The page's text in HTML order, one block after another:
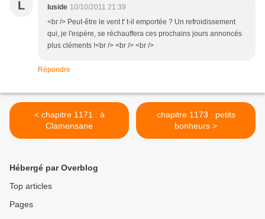
L luside 10/10/2011 21:39
<br /> Peut-être le vent t' t-il emportée ? Un refroidissement
qui, je l'espère, se réchauffera ces prochains jours annoncés
plus cléments !<br /> <br /> <br />
Répondre
< chapitre 1171 : à
Clamensane
chapitre 1173 : petits
bonheurs >
Hébergé par Overblog
Top articles
Pages